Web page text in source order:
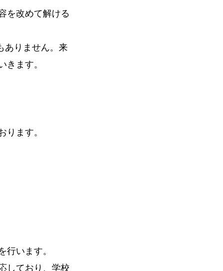
を改めて解ける
ありません。来
きます。
ります。
行います。
しており、学校